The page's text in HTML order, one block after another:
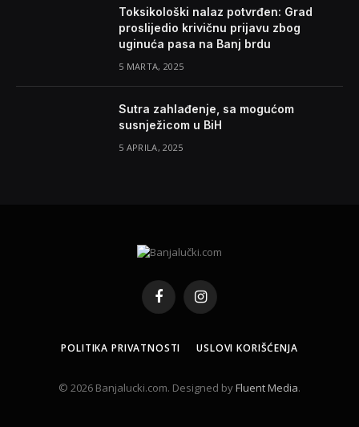
Toksikološki nalaz potvrđen: Grad
proslijedio krivičnu prijavu zbog
uginuća pasa na Banj brdu
5 MARTA, 2025
Sutra zahlađenje, sa mogućom
susnježicom u BiH
5 APRILA, 2025
FacebookInstagram
POLITIKA PRIVATNOSTI USLOVI KORIŠĆENJA
© 2026 Banjalucki.com. Designed byFluent Media.